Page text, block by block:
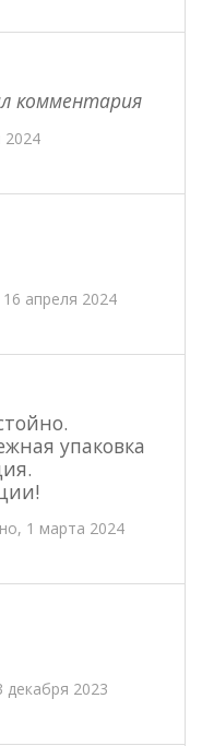
комментария
апреля 2024
упаковка
1 марта 2024
2023